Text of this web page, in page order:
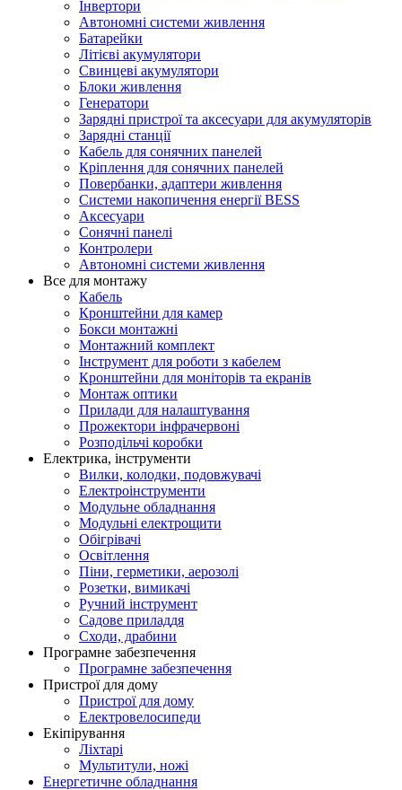
Інвертори
Автономні системи живлення
Батарейки
Літієві акумулятори
Свинцеві акумулятори
Блоки живлення
Генератори
Зарядні пристрої та аксесуари для акумуляторів
Зарядні станції
Кабель для сонячних панелей
Кріплення для сонячних панелей
Повербанки, адаптери живлення
Системи накопичення енергії BESS
Аксесуари
Сонячні панелі
Контролери
Автономні системи живлення
Все для монтажу
Кабель
Кронштейни для камер
Бокси монтажні
Монтажний комплект
Інструмент для роботи з кабелем
Кронштейни для моніторів та екранів
Монтаж оптики
Прилади для налаштування
Прожектори інфрачервоні
Розподільчі коробки
Електрика, інструменти
Вилки, колодки, подовжувачі
Електроінструменти
Модульне обладнання
Модульні електрощити
Обігрівачі
Освітлення
Піни, герметики, аерозолі
Розетки, вимикачі
Ручний інструмент
Садове приладдя
Сходи, драбини
Програмне забезпечення
Програмне забезпечення
Пристрої для дому
Пристрої для дому
Електровелосипеди
Екіпірування
Ліхтарі
Мультитули, ножі
Енергетичне обладнання